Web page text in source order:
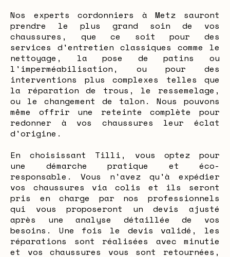
Nos experts cordonniers à Metz sauront
prendre le plus grand soin de vos
chaussures, que ce soit pour des
services d'entretien classiques comme le
nettoyage, la pose de patins ou
l'imperméabilisation, ou pour des
interventions plus complexes telles que
la réparation de trous, le ressemelage,
ou le changement de talon. Nous pouvons
même offrir une reteinte complète pour
redonner à vos chaussures leur éclat
d'origine.
En choisissant Tilli, vous optez pour
une démarche pratique et éco-
responsable. Vous n'avez qu'à expédier
vos chaussures via colis et ils seront
pris en charge par nos professionnels
qui vous proposeront un devis ajusté
après une analyse détaillée de vos
besoins. Une fois le devis validé, les
réparations sont réalisées avec minutie
et vos chaussures vous sont retournées,